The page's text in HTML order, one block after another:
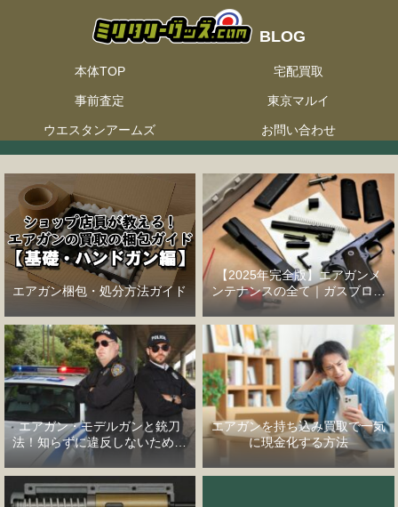
本体TOP 宅配買取
事前査定 東京マルイ
ウエスタンアームズ お問い合わせ
エアガン梱包・処分方法ガイド
【2025年完全版】エアガンメ
ンテナンスの全て｜ガスブロー
バックハンドガン編
エアガン・モデルガンと銃刀
法！知らずに違反しないための
完全ガイド
エアガンを持ち込み買取で一気
に現金化する方法